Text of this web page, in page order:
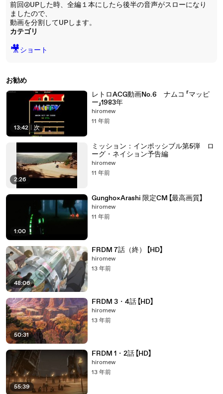
前回②UPした時、全編１本にしたら後半の音声がスローになり
ましたので、
動画を分割してUPします。
カテゴリ
🎥ショート
お勧め
13:42 次
レトロACG動画No.6 ナムコ 「マッピ
ー」1983年
hiromew
11 年前
2:26
ミッション：インポッシブル第5弾 ロ
ーグ・ネイション予告編
hiromew
11 年前
1:00
Gungho×Arashi 限定CM 【最高画質】
hiromew
11 年前
48:06
FRDM 7話（終） 【HD】
hiromew
13 年前
50:31
FRDM 3・4話 【HD】
hiromew
13 年前
55:39
FRDM 1・2話 【HD】
hiromew
13 年前